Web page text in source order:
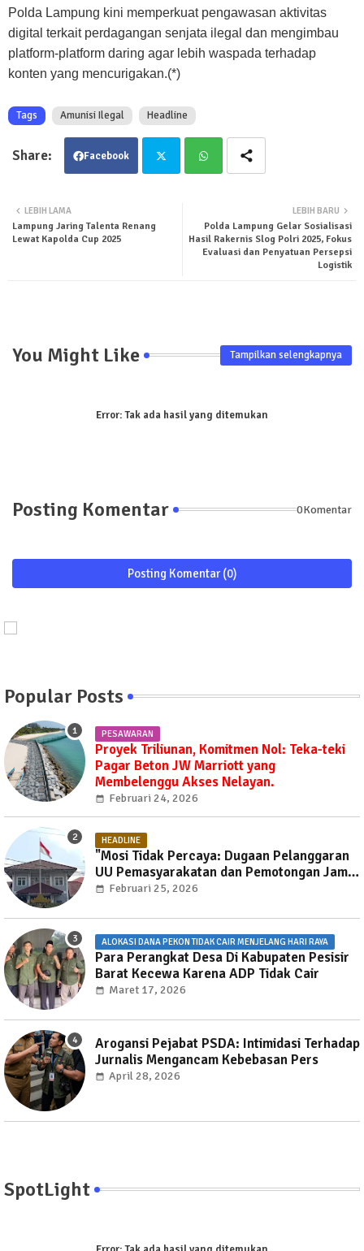
Polda Lampung kini memperkuat pengawasan aktivitas
digital terkait perdagangan senjata ilegal dan mengimbau
platform-platform daring agar lebih waspada terhadap
konten yang mencurigakan.(*)
Tags Amunisi Ilegal Headline
Facebook
ter tsa
LEBIH BARU
Polda Lampung Gelar Sosialisasi
Hasil Rakernis Slog Polri 2025, Fokus
Evaluasi dan Penyatuan Persepsi
Logistik
LEBIH LAMA
Lampung Jaring Talenta Renang
Lewat Kapolda Cup 2025
You Might Like Tampilkan selengkapnya
Error:Tak ada hasil yang ditemukan
Posting Komentar 0Komentar
Posting Komentar (0)
Popular Posts
PESAWARAN
Proyek Triliunan, Komitmen Nol: Teka-teki
Pagar Beton JW Marriott yang
Membelenggu Akses Nelayan.
Februari 24, 2026
HEADLINE
"Mosi Tidak Percaya: Dugaan Pelanggaran
UU Pemasyarakatan dan Pemotongan Jam
Layanan Publik di Rutan Way Huwi."
Februari 25, 2026
ALOKASI DANA PEKON TIDAK CAIR MENJELANG HARI RAYA
Para Perangkat Desa Di Kabupaten Pesisir
Barat Kecewa Karena ADP Tidak Cair
Maret 17, 2026
Arogansi Pejabat PSDA: Intimidasi Terhadap
Jurnalis Mengancam Kebebasan Pers
April 28, 2026
SpotLight